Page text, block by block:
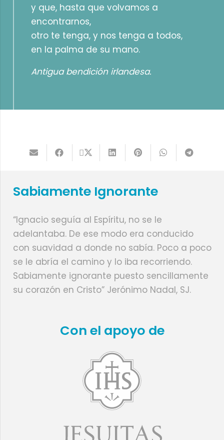
y que, hasta que volvamos a
encontrarnos,
otro te tenga, y nos tenga a todos,
en la palma de su mano.
Antigua bendición irlandesa.
Sabiamente Ignorante
“Ignacio seguía al Espíritu, no se le
adelantaba. De ese modo era conducido
con suavidad a donde no sabía. Poco a poco
se le abría el camino y lo iba recorriendo.
Sabiamente ignorante puesto sencillamente
su corazón en Cristo” Jerónimo Nadal, SJ.
Con el apoyo de